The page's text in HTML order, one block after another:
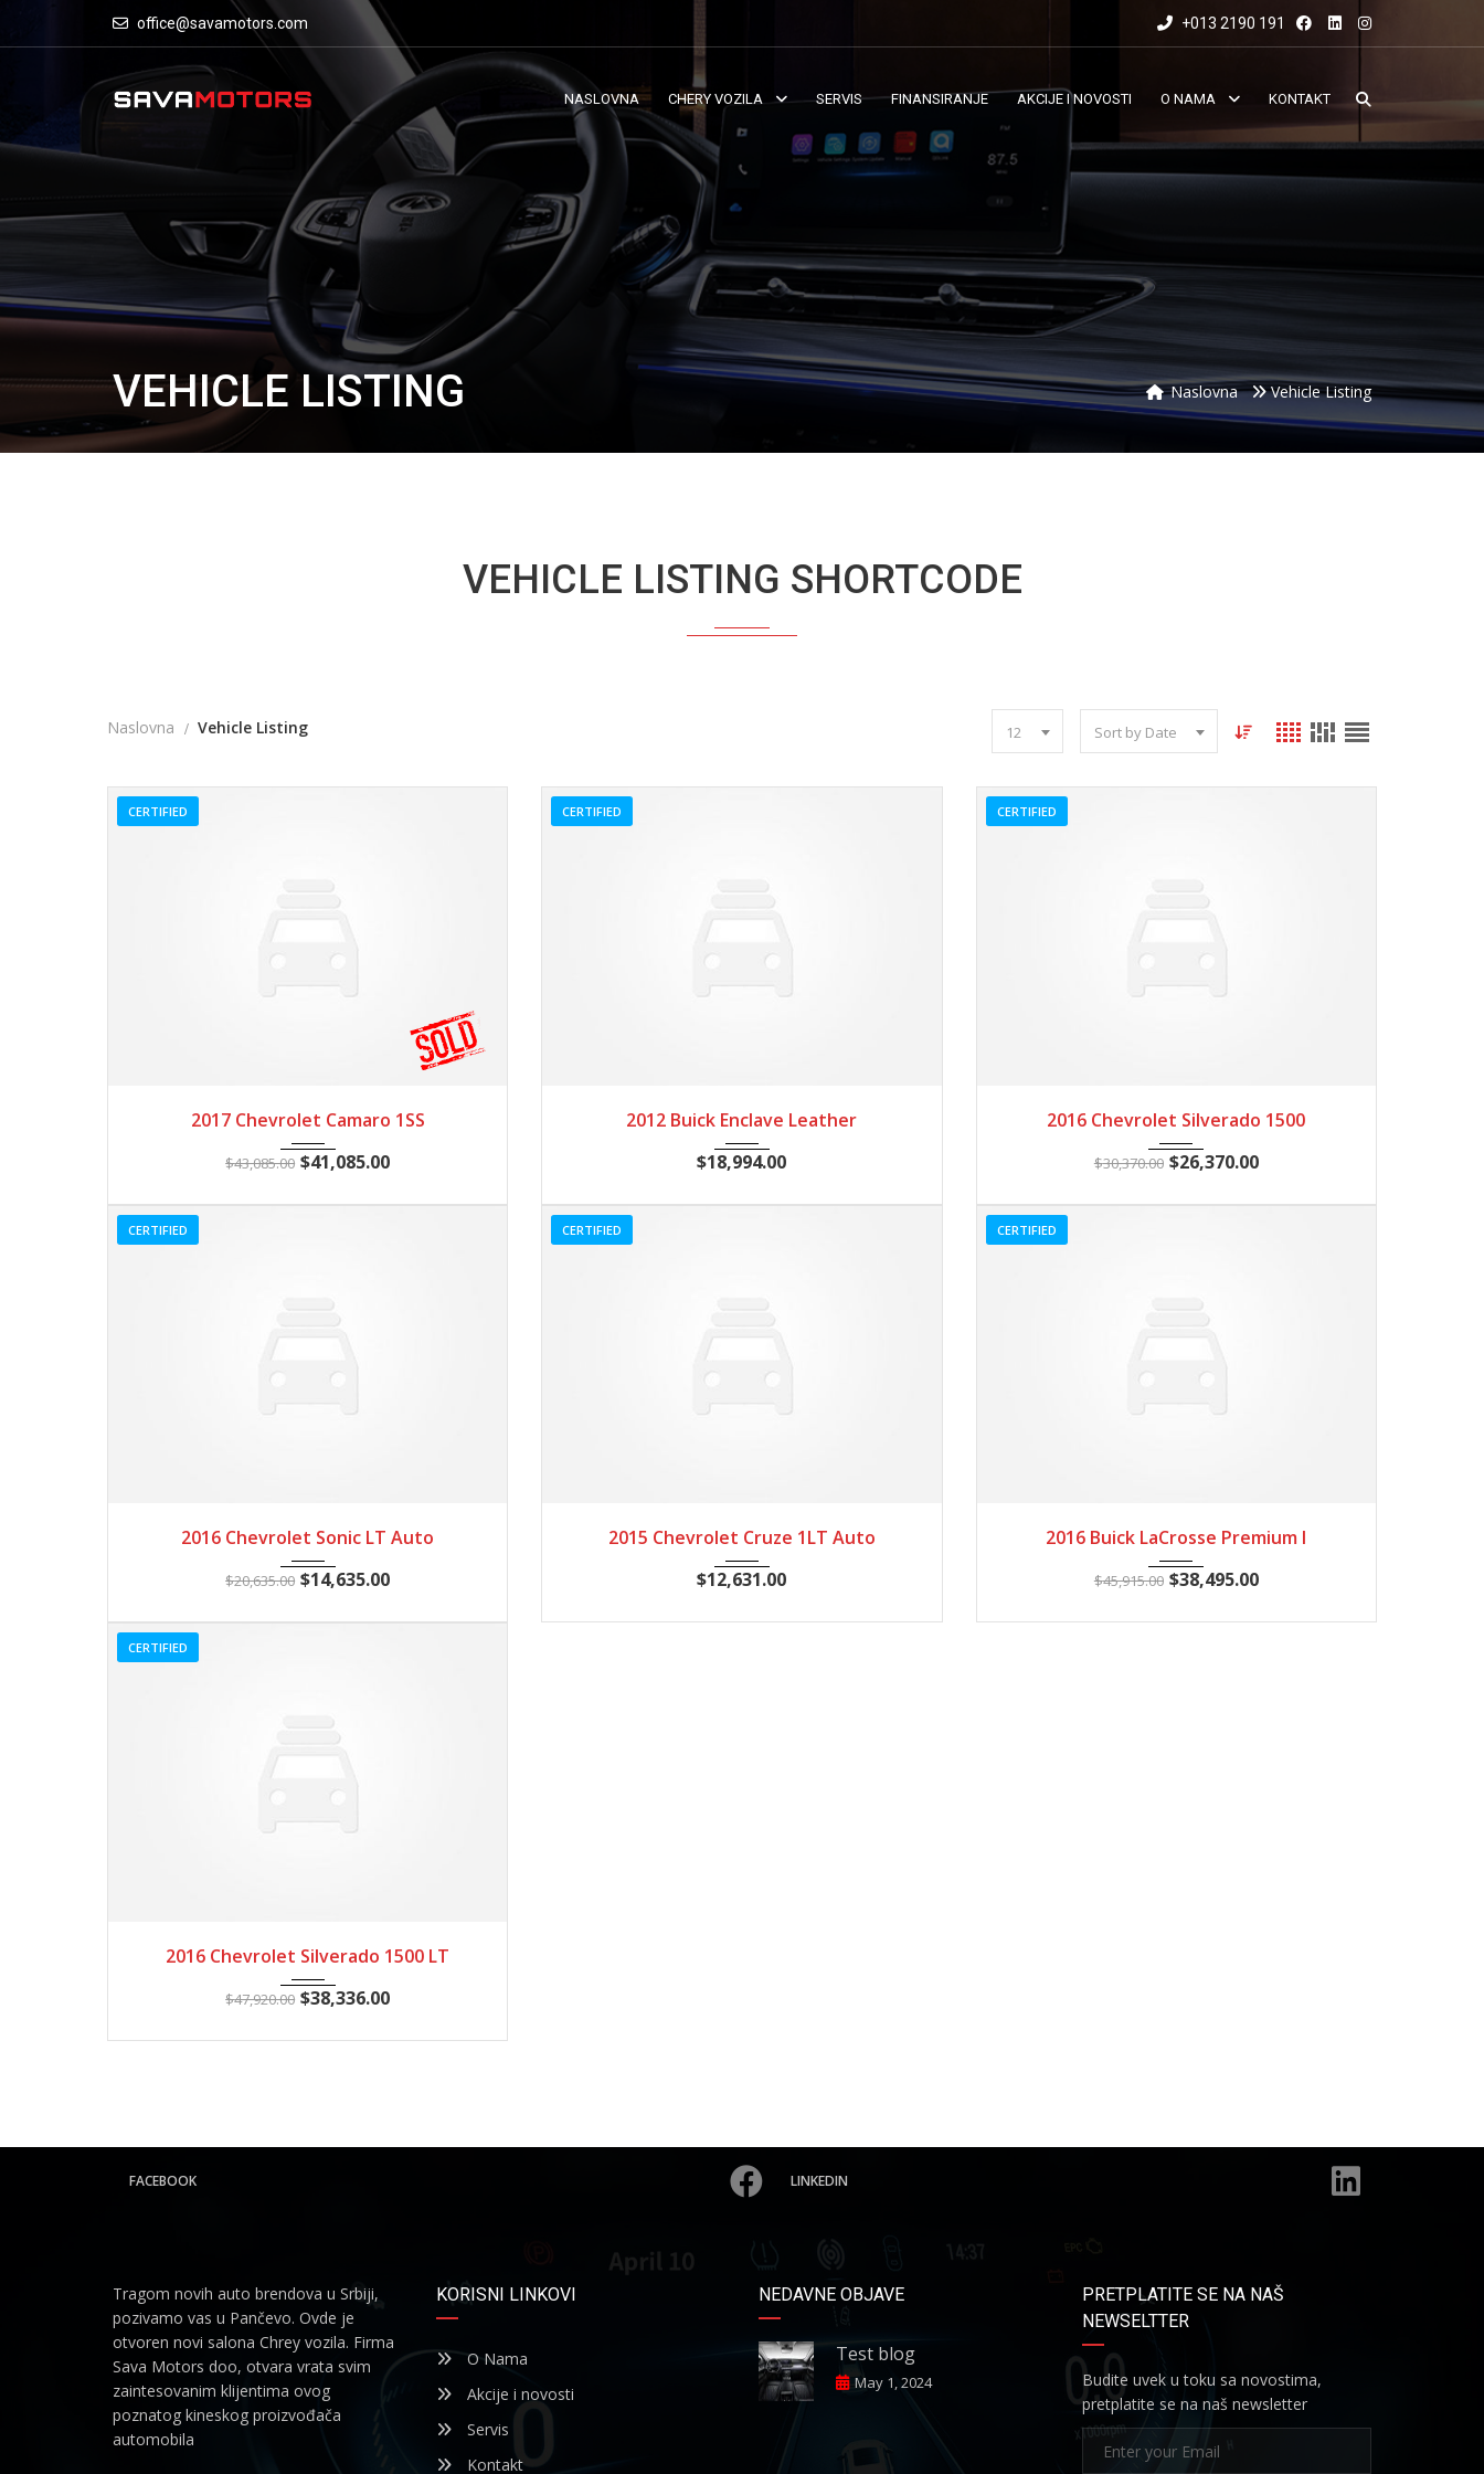
office@savamotors.com +013 2190 191
NASLOVNA CHERY VOZILA SERVIS FINANSIRANJE AKCIJE I NOVOSTI O NAMA KONTAKT
VEHICLE LISTING Naslovna Vehicle Listing
VEHICLE LISTING SHORTCODE
Naslovna Vehicle Listing 12 Sort by Date
CERTIFIED
2017 Chevrolet Camaro 1SS
$43,085.00 $41,085.00
CERTIFIED
2012 Buick Enclave Leather
$18,994.00
CERTIFIED
2016 Chevrolet Silverado 1500
$30,370.00 $26,370.00
CERTIFIED
2016 Autom... 3
2016 Chevrolet Sonic LT Auto
$20,635.00 $14,635.00
CERTIFIED
2015 Autom... 20662
2015 Chevrolet Cruze 1LT Auto
$12,631.00
CERTIFIED
2016 Autom... 3
2016 Buick LaCrosse Premium I
$45,915.00 $38,495.00
CERTIFIED
Autom... 3
2016 Chevrolet Silverado 1500 LT
$47,920.00 $38,336.00
FACEBOOK LINKEDIN
Tragom novih auto brendova u Srbiji,
pozivamo vas u Pančevo. Ovde je
otvoren novi salona Chrey vozila. Firma
Sava Motors doo, otvara vrata svim
zaintesovanim klijentima ovog
poznatog kineskog proizvođača
automobila
KORISNI LINKOVI
O Nama
Akcije i novosti
Servis
Kontakt
NEDAVNE OBJAVE
Test blog
May 1, 2024
PRETPLATITE SE NA NAŠ
NEWSELTTER
Budite uvek u toku sa novostima,
pretplatite se na naš newsletter